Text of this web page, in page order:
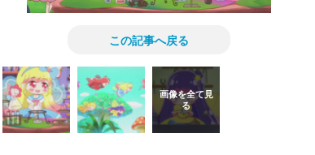
この記事へ戻る